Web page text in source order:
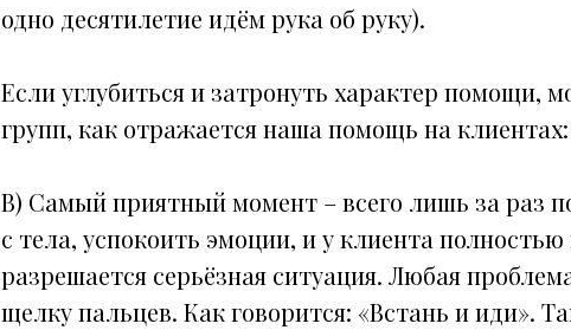
одно десятилетие идём рука об руку).
Если углубиться и затронуть характер помощи,
групп, как отражается наша помощь на клиентах:
В) Самый приятный момент – всего лишь за раз
с тела, успокоить эмоции, и у клиента
разрешается серьёзная ситуация. Любая
щелку пальцев. Как говорится: «Встань и иди».